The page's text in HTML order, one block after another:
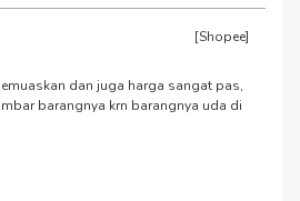
[Shopee]
dan juga harga sangat pas,
barangnya krn barangnya uda di